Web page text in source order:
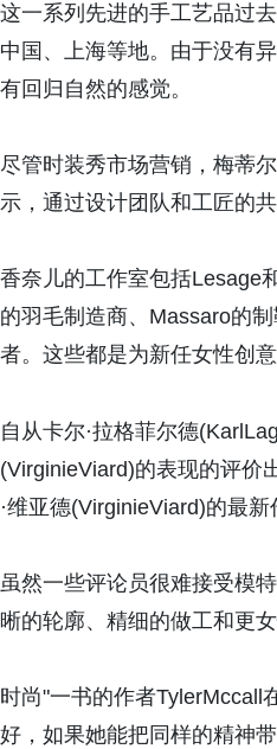
这一系列先进的手工艺品过
中国、上海等地。由于没有
有回归自然的感觉。
尽管时装秀市场营销，梅蒂
示，通过设计团队和工匠的
香奈儿的工作室包括Lesage
的羽毛制造商、Massaro的
者。这些都是为新任女性创
自从卡尔·拉格菲尔德
(VirginieViard)的表现的评价
·维亚德(VirginieViard)的最新
虽然一些评论员很难接受模
晰的轮廓、精细的做工和更
时尚"一书的作者TylerMccall
好，如果她能把同样的精神